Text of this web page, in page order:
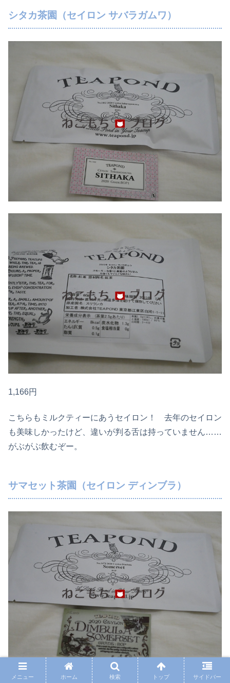
シタカ茶園（セイロン サバラガムワ）
1,166円
こちらもミルクティーにあうセイロン！ 去年のセイロン
も美味しかったけど、違いが判る舌は持っていません……
がぶがぶ飲むぞー。
サマセット茶園（セイロン ディンブラ）
メニュー ホーム 検索 トップ サイドバー